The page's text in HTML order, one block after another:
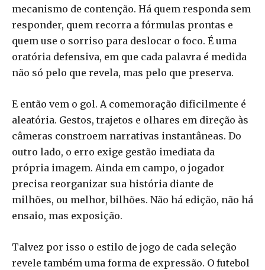
mecanismo de contenção. Há quem responda sem
responder, quem recorra a fórmulas prontas e
quem use o sorriso para deslocar o foco. É uma
oratória defensiva, em que cada palavra é medida
não só pelo que revela, mas pelo que preserva.
E então vem o gol. A comemoração dificilmente é
aleatória. Gestos, trajetos e olhares em direção às
câmeras constroem narrativas instantâneas. Do
outro lado, o erro exige gestão imediata da
própria imagem. Ainda em campo, o jogador
precisa reorganizar sua história diante de
milhões, ou melhor, bilhões. Não há edição, não há
ensaio, mas exposição.
Talvez por isso o estilo de jogo de cada seleção
revele também uma forma de expressão. O futebol